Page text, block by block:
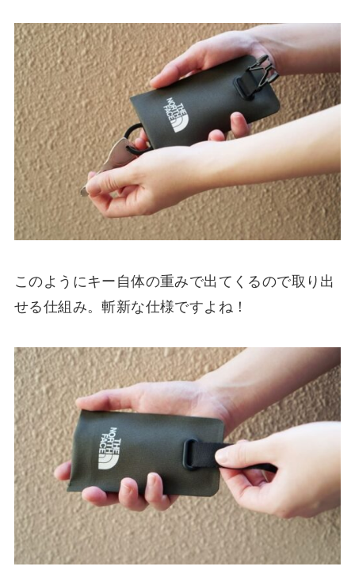
このようにキー自体の重みで出てくるので取り出
せる仕組み。斬新な仕様ですよね！